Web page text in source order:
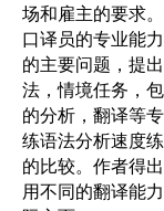
场和雇主的要求
口译员的专业能
的主要问题，提
法，情境任务，
的分析，翻译等
练语法分析速度
的比较。作者得
用不同的翻译能